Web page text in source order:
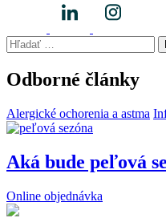
Hľadať:
Odborné články
Alergické ochorenia a astma
Aká bude peľová
Online objednávka